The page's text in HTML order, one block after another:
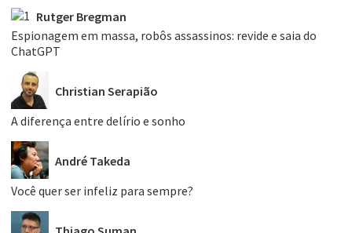
Rutger Bregman
Espionagem em massa, robôs assassinos: revide e saia do
ChatGPT
Christian Serapião
A diferença entre delírio e sonho
André Takeda
Você quer ser infeliz para sempre?